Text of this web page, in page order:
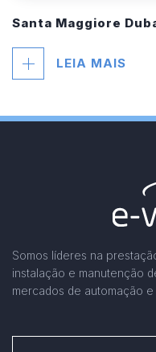
Santa Maggiore
LEIA MAIS
Somos líderes na
instalação e manutenção
mercados de automação